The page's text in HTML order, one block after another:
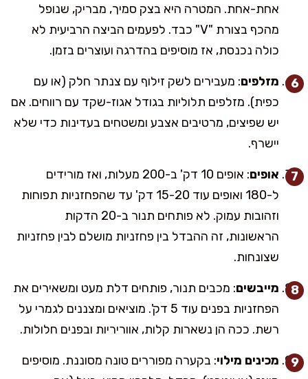
אחת-אחת. המטרה היא בצק סמיך, מבריק, שנופל
מהכף בצורת "V" כבד. לפעמים הביצה הרביעית לא
כולה נכנסת, אז מוסיפים בהדרגה ועוצרים בזמן.
מזלפים: מעבירים לשק זילוף עם צנתר חלק (או עם
כפית). מזלפים תלוליות בגודל אגוז-שקד עם רווחים. אם
יש שפיצים, מרטיבים אצבע ומשטחים בעדינות כדי שלא
יישרף.
אופים
: אופים 10 דק' ב-200 מעלות, ואז מורידים
ל-180 ואופים עוד 15-20 דק' עד שהפחזניות תפוחות
וזהובות עמוק. לא פותחים תנור ב-20 הדקות
הראשונות, זה ההבדל בין פחזניות מושלם לבין פחזניות
שצונחות.
מייבשים: מכבים תנור, פותחים דלת מעט ומשאירים את
הפחזניות בפנים עוד 5 דק'. מוציאים ומצננים לגמרי על
רשת. ככה הן נשארות קלות, אווריריות ובפנים חלולות.
מכינים מילוי: בקערה מפוררים טונה מסוננת. מוסיפים